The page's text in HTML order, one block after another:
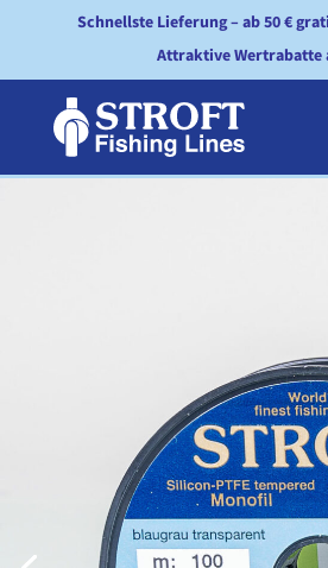
Schnellste Lieferung – ab 50 €
Attraktive Wertrabatte